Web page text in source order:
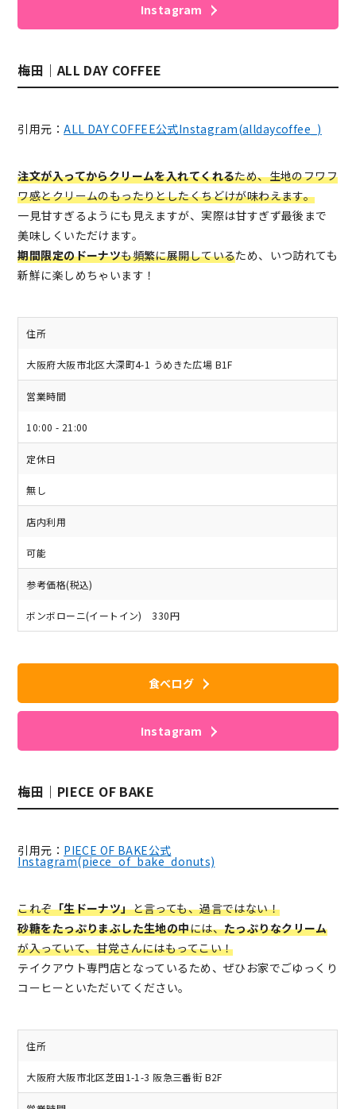
Instagram
梅田｜ALL DAY COFFEE
引用元：ALL DAY COFFEE公式Instagram(alldaycoffee_)
注文が入ってからクリームを入れてくれるため、生地のフワフ
ワ感とクリームのもったりとしたくちどけが味わえます。
一見甘すぎるようにも見えますが、実際は甘すぎず最後まで
美味しくいただけます。
期間限定のドーナツも頻繁に展開しているため、いつ訪れても
新鮮に楽しめちゃいます！
住所
大阪府大阪市北区大深町4-1 うめきた広場 B1F
営業時間
10:00 - 21:00
定休日
無し
店内利用
可能
参考価格(税込)
ボンボローニ(イートイン) 330円
食べログ
Instagram
梅田｜PIECE OF BAKE
引用元： PIECE OF BAKE公式
Instagram(piece_of_bake_donuts)
これぞ「生ドーナツ」と言っても、過言ではない！
砂糖をたっぷりまぶした生地の中には、たっぷりなクリーム
が入っていて、甘党さんにはもってこい！
テイクアウト専門店となっているため、ぜひお家でごゆっくり
コーヒーといただいてください。
住所
大阪府大阪市北区芝田1-1-3 阪急三番街 B2F